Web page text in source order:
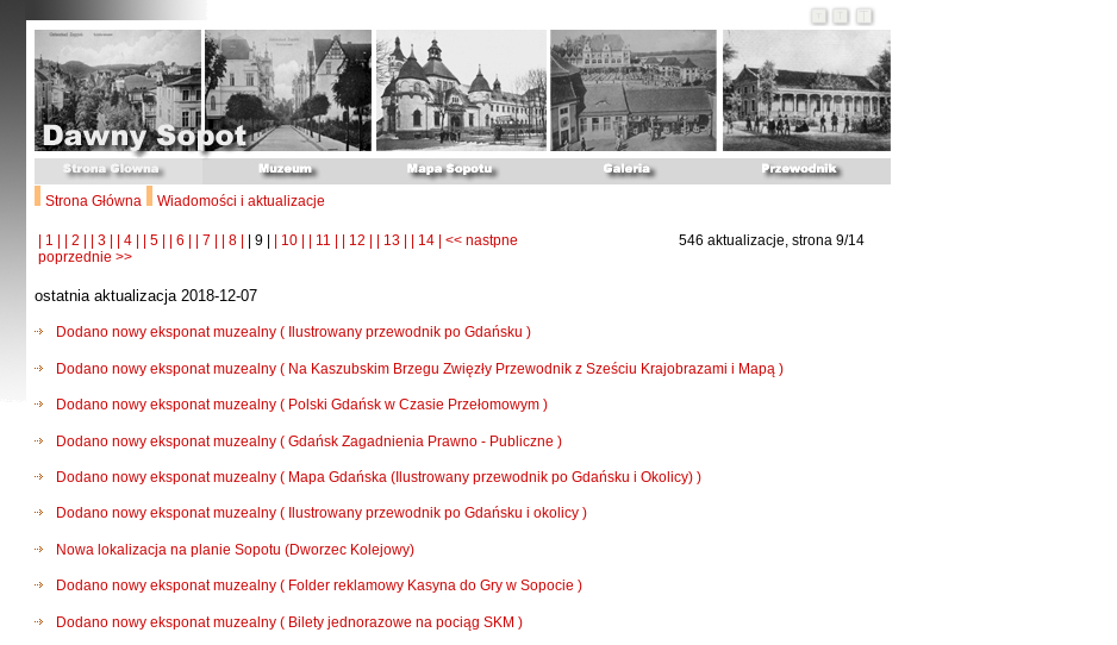
Strona Główna Wiadomości i aktualizacje
| 1 | | 2 | | 3 | | 4 | | 5 | | 6 | | 7 | | 8 | | 9 | | 10 | | 11 | | 12 | | 13 | | 14 | << nastpne
poprzednie >>
546 aktualizacje, strona 9/14
ostatnia aktualizacja 2018-12-07
Dodano nowy eksponat muzealny ( Ilustrowany przewodnik po Gdańsku )
Dodano nowy eksponat muzealny ( Na Kaszubskim Brzegu Zwięzły Przewodnik z Sześciu Krajobrazami i Mapą )
Dodano nowy eksponat muzealny ( Polski Gdańsk w Czasie Przełomowym )
Dodano nowy eksponat muzealny ( Gdańsk Zagadnienia Prawno - Publiczne )
Dodano nowy eksponat muzealny ( Mapa Gdańska (Ilustrowany przewodnik po Gdańsku i Okolicy) )
Dodano nowy eksponat muzealny ( Ilustrowany przewodnik po Gdańsku i okolicy )
Nowa lokalizacja na planie Sopotu (Dworzec Kolejowy)
Dodano nowy eksponat muzealny ( Folder reklamowy Kasyna do Gry w Sopocie )
Dodano nowy eksponat muzealny ( Bilety jednorazowe na pociąg SKM )